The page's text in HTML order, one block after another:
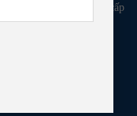
Đầu Tư Tỉnh Phú Yên cấp